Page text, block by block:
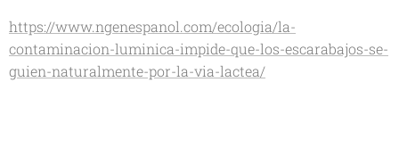
https://www.ngenespanol.com/ecologia/la-
contaminacion-luminica-impide-que-los-escarabajos-se-
guien-naturalmente-por-la-via-lactea/